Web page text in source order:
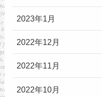
2023年1月
2022年12月
2022年11月
2022年10月